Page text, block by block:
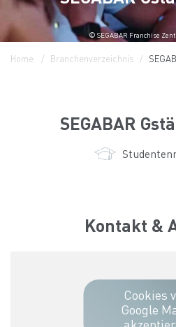
© SEGABAR Franchise
Home Branchenverzeichnis
SEGABAR
Kontakt &
Cookies
Google